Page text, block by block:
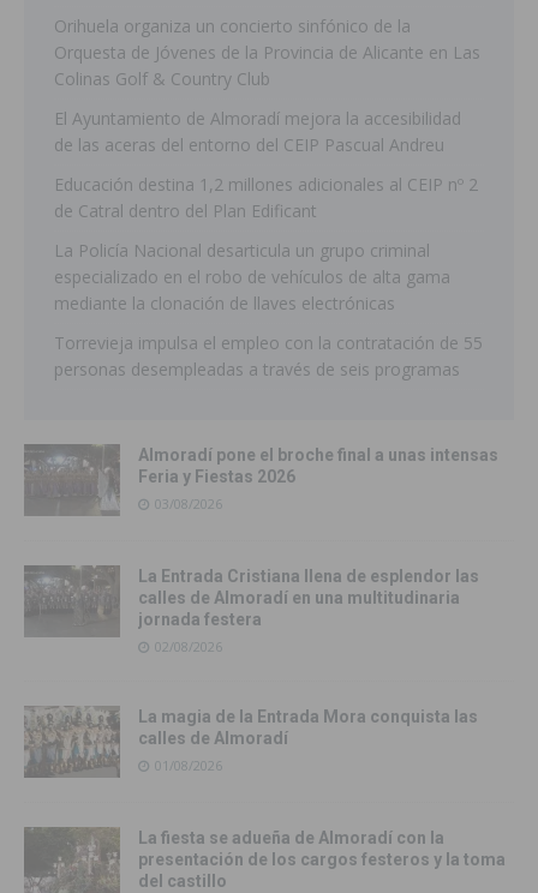
Orihuela organiza un concierto sinfónico de la
Orquesta de Jóvenes de la Provincia de Alicante en Las
Colinas Golf & Country Club
El Ayuntamiento de Almoradí mejora la accesibilidad
de las aceras del entorno del CEIP Pascual Andreu
Educación destina 1,2 millones adicionales al CEIP nº 2
de Catral dentro del Plan Edificant
La Policía Nacional desarticula un grupo criminal
especializado en el robo de vehículos de alta gama
mediante la clonación de llaves electrónicas
Torrevieja impulsa el empleo con la contratación de 55
personas desempleadas a través de seis programas
Almoradí pone el broche final a unas intensas
Feria y Fiestas 2026
03/08/2026
La Entrada Cristiana llena de esplendor las
calles de Almoradí en una multitudinaria
jornada festera
02/08/2026
La magia de la Entrada Mora conquista las
calles de Almoradí
01/08/2026
La fiesta se adueña de Almoradí con la
presentación de los cargos festeros y la toma
del castillo